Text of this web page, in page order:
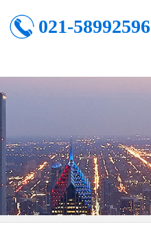
021-58992596